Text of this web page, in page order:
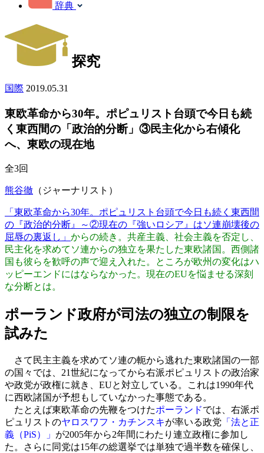
辞典
探究
国際 2019.05.31
東欧革命から30年。ポピュリスト台頭で今日も続
く東西間の「政治的分断」③民主化から右傾化
へ、東欧の現在地
全3回
熊谷徹 （ジャーナリスト）
「東欧革命から30年。ポピュリスト台頭で今日も続く東西間
の『政治的分断』～②現在の『強いロシア』はソ連崩壊後の
屈辱の裏返し」 からの続き。共産主義、社会主義を否定し、
民主化を求めてソ連からの独立を果たした東欧諸国。西側諸
国も彼らを歓呼の声で迎え入れた。ところが欧州の変化はハ
ッピーエンドにはならなかった。現在のEUを悩ませる深刻
な分断とは。
ポーランド政府が司法の独立の制限を
試みた
さて民主主義を求めてソ連の軛から逃れた東欧諸国の一部
の国々では、21世紀になってから右派ポピュリストの政治家
や政党が政権に就き、EUと対立している。これは1990年代
に西欧諸国が予想もしていなかった事態である。
たとえば東欧革命の先鞭をつけたポーランドでは、右派ポ
ピュリストのヤロスワフ・カチンスキが率いる政党 「法と正
義（PiS）」 が2005年から2年間にわたり連立政権に参加し
た。さらに同党は15年の総選挙では単独で過半数を確保し、